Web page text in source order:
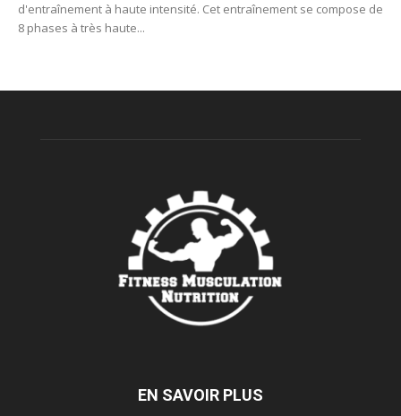
d'entraînement à haute intensité. Cet entraînement se compose de
8 phases à très haute...
EN SAVOIR PLUS